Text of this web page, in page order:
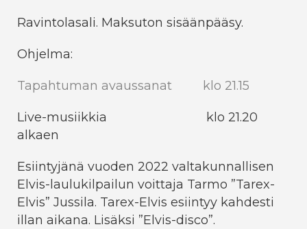
Ravintolasali. Maksuton sisäänpääsy.
Ohjelma:
Tapahtuman avaussanat klo 21.15
Live-musiikkia klo 21.20
alkaen
Esiintyjänä vuoden 2022 valtakunnallisen
Elvis-laulukilpailun voittaja Tarmo ”Tarex-
Elvis” Jussila. Tarex-Elvis esiintyy kahdesti
illan aikana. Lisäksi ”Elvis-disco”.